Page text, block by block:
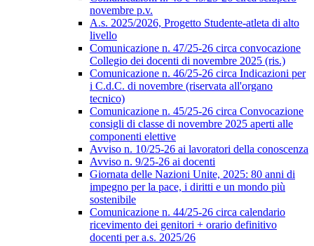
novembre p.v.
A.s. 2025/2026, Progetto Studente-atleta di alto
livello
Comunicazione n. 47/25-26 circa convocazione
Collegio dei docenti di novembre 2025 (ris.)
Comunicazione n. 46/25-26 circa Indicazioni per
i C.d.C. di novembre (riservata all'organo
tecnico)
Comunicazione n. 45/25-26 circa Convocazione
consigli di classe di novembre 2025 aperti alle
componenti elettive
Avviso n. 10/25-26 ai lavoratori della conoscenza
Avviso n. 9/25-26 ai docenti
Giornata delle Nazioni Unite, 2025: 80 anni di
impegno per la pace, i diritti e un mondo più
sostenibile
Comunicazione n. 44/25-26 circa calendario
ricevimento dei genitori + orario definitivo
docenti per a.s. 2025/26